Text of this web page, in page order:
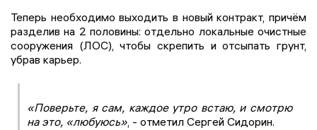
Теперь необходимо выходить в новый контракт, причём
разделив на 2 половины: отдельно локальные очистные
сооружения (ЛОС), чтобы скрепить и отсыпать грунт,
убрав карьер.
«Поверьте, я сам, каждое утро встаю, и смотрю
на это, «любуюсь», - отметил Сергей Сидорин.